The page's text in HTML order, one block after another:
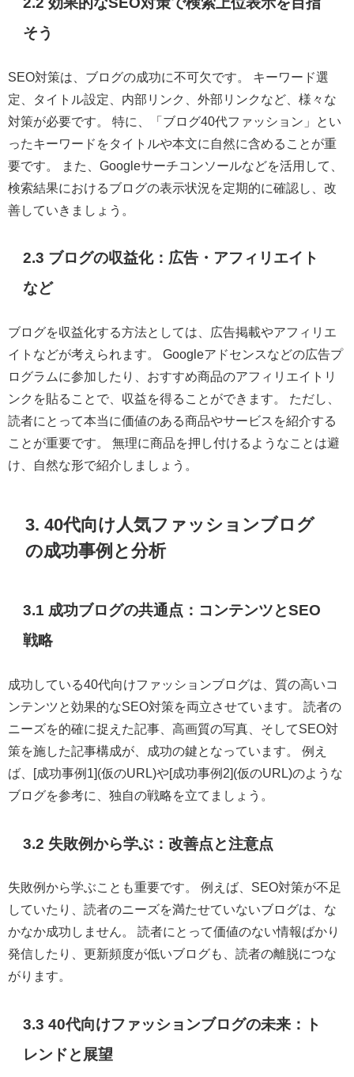
そう
SEO対策は、ブログの成功に不可欠です。 キーワード選
定、タイトル設定、内部リンク、外部リンクなど、様々な
対策が必要です。 特に、「ブログ40代ファッション」とい
ったキーワードをタイトルや本文に自然に含めることが重
要です。 また、Googleサーチコンソールなどを活用して、
検索結果におけるブログの表示状況を定期的に確認し、改
善していきましょう。
2.3 ブログの収益化：広告・アフィリエイト
など
ブログを収益化する方法としては、広告掲載やアフィリエ
イトなどが考えられます。 Googleアドセンスなどの広告プ
ログラムに参加したり、おすすめ商品のアフィリエイトリ
ンクを貼ることで、収益を得ることができます。 ただし、
読者にとって本当に価値のある商品やサービスを紹介する
ことが重要です。 無理に商品を押し付けるようなことは避
け、自然な形で紹介しましょう。
3. 40代向け人気ファッションブログ
の成功事例と分析
3.1 成功ブログの共通点：コンテンツとSEO
戦略
成功している40代向けファッションブログは、質の高いコ
ンテンツと効果的なSEO対策を両立させています。 読者の
ニーズを的確に捉えた記事、高画質の写真、そしてSEO対
策を施した記事構成が、成功の鍵となっています。 例え
ば、[成功事例1](仮のURL)や[成功事例2](仮のURL)のような
ブログを参考に、独自の戦略を立てましょう。
3.2 失敗例から学ぶ：改善点と注意点
失敗例から学ぶことも重要です。 例えば、SEO対策が不足
していたり、読者のニーズを満たせていないブログは、な
かなか成功しません。 読者にとって価値のない情報ばかり
発信したり、更新頻度が低いブログも、読者の離脱につな
がります。
3.3 40代向けファッションブログの未来：ト
レンドと展望